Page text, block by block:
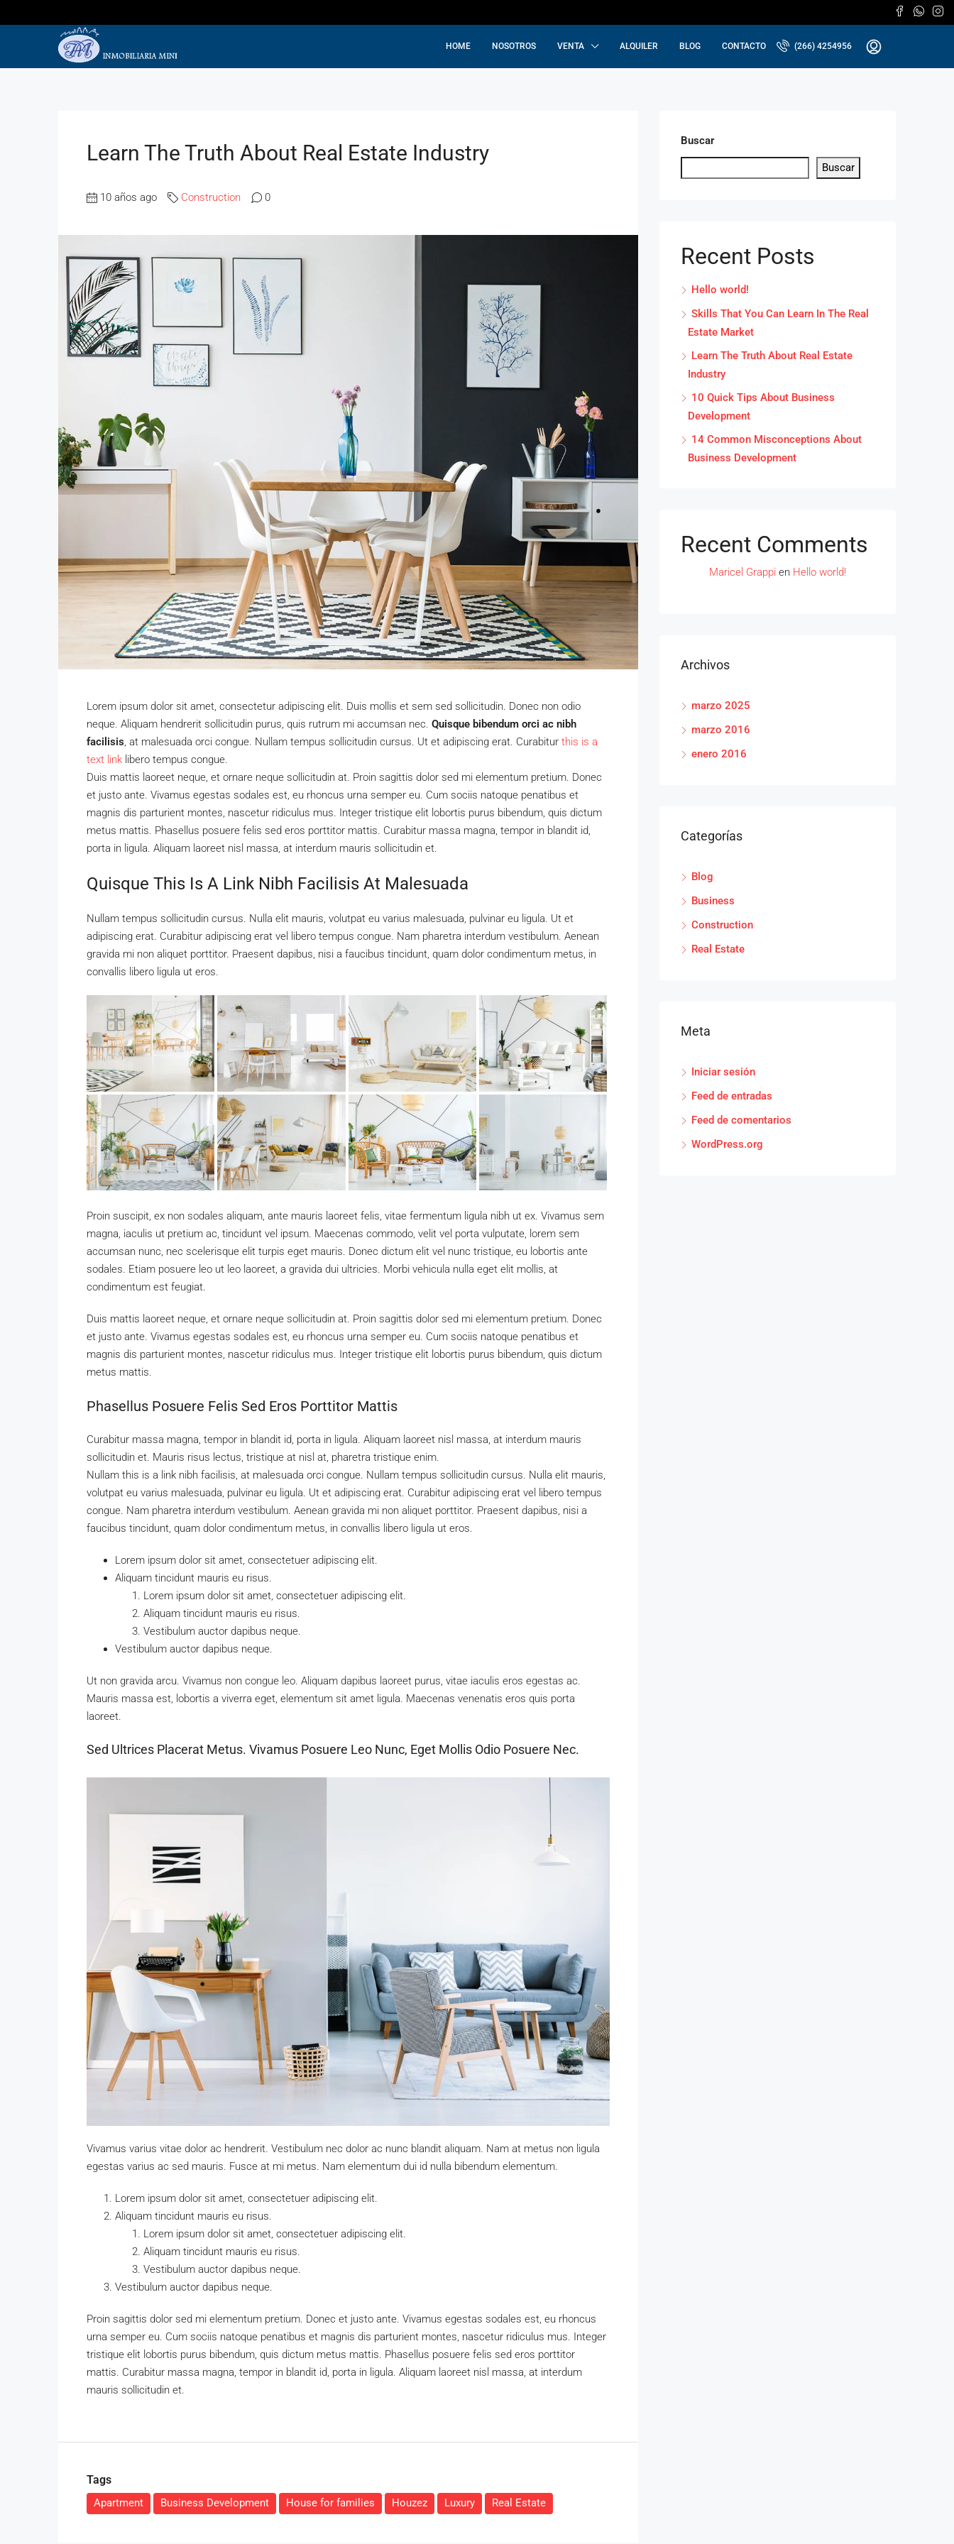
HOME NOSOTROS VENTA ALQUILER BLOG CONTACTO (266) 4254956
Learn The Truth About Real Estate Industry
10 años ago Construction 0
Lorem ipsum dolor sit amet, consectetur adipiscing elit. Duis mollis et sem sed sollicitudin. Donec non odio
neque. Aliquam hendrerit sollicitudin purus, quis rutrum mi accumsan nec. Quisque bibendum orci ac nibh
facilisis, at malesuada orci congue. Nullam tempus sollicitudin cursus. Ut et adipiscing erat. Curabitur this is a
text link libero tempus congue.
Duis mattis laoreet neque, et ornare neque sollicitudin at. Proin sagittis dolor sed mi elementum pretium. Donec
et justo ante. Vivamus egestas sodales est, eu rhoncus urna semper eu. Cum sociis natoque penatibus et
magnis dis parturient montes, nascetur ridiculus mus. Integer tristique elit lobortis purus bibendum, quis dictum
metus mattis. Phasellus posuere felis sed eros porttitor mattis. Curabitur massa magna, tempor in blandit id,
porta in ligula. Aliquam laoreet nisl massa, at interdum mauris sollicitudin et.
Quisque This Is A Link Nibh Facilisis At Malesuada
Nullam tempus sollicitudin cursus. Nulla elit mauris, volutpat eu varius malesuada, pulvinar eu ligula. Ut et
adipiscing erat. Curabitur adipiscing erat vel libero tempus congue. Nam pharetra interdum vestibulum. Aenean
gravida mi non aliquet porttitor. Praesent dapibus, nisi a faucibus tincidunt, quam dolor condimentum metus, in
convallis libero ligula ut eros.
Proin suscipit, ex non sodales aliquam, ante mauris laoreet felis, vitae fermentum ligula nibh ut ex. Vivamus sem
magna, iaculis ut pretium ac, tincidunt vel ipsum. Maecenas commodo, velit vel porta vulputate, lorem sem
accumsan nunc, nec scelerisque elit turpis eget mauris. Donec dictum elit vel nunc tristique, eu lobortis ante
sodales. Etiam posuere leo ut leo laoreet, a gravida dui ultricies. Morbi vehicula nulla eget elit mollis, at
condimentum est feugiat.
Duis mattis laoreet neque, et ornare neque sollicitudin at. Proin sagittis dolor sed mi elementum pretium. Donec
et justo ante. Vivamus egestas sodales est, eu rhoncus urna semper eu. Cum sociis natoque penatibus et
magnis dis parturient montes, nascetur ridiculus mus. Integer tristique elit lobortis purus bibendum, quis dictum
metus mattis.
Phasellus Posuere Felis Sed Eros Porttitor Mattis
Curabitur massa magna, tempor in blandit id, porta in ligula. Aliquam laoreet nisl massa, at interdum mauris
sollicitudin et. Mauris risus lectus, tristique at nisl at, pharetra tristique enim.
Nullam this is a link nibh facilisis, at malesuada orci congue. Nullam tempus sollicitudin cursus. Nulla elit mauris,
volutpat eu varius malesuada, pulvinar eu ligula. Ut et adipiscing erat. Curabitur adipiscing erat vel libero tempus
congue. Nam pharetra interdum vestibulum. Aenean gravida mi non aliquet porttitor. Praesent dapibus, nisi a
faucibus tincidunt, quam dolor condimentum metus, in convallis libero ligula ut eros.
Lorem ipsum dolor sit amet, consectetuer adipiscing elit.
Aliquam tincidunt mauris eu risus.
Lorem ipsum dolor sit amet, consectetuer adipiscing elit.
Aliquam tincidunt mauris eu risus.
Vestibulum auctor dapibus neque.
Vestibulum auctor dapibus neque.
Ut non gravida arcu. Vivamus non congue leo. Aliquam dapibus laoreet purus, vitae iaculis eros egestas ac.
Mauris massa est, lobortis a viverra eget, elementum sit amet ligula. Maecenas venenatis eros quis porta
laoreet.
Sed Ultrices Placerat Metus. Vivamus Posuere Leo Nunc, Eget Mollis Odio Posuere Nec.
Vivamus varius vitae dolor ac hendrerit. Vestibulum nec dolor ac nunc blandit aliquam. Nam at metus non ligula
egestas varius ac sed mauris. Fusce at mi metus. Nam elementum dui id nulla bibendum elementum.
Lorem ipsum dolor sit amet, consectetuer adipiscing elit.
Aliquam tincidunt mauris eu risus.
Lorem ipsum dolor sit amet, consectetuer adipiscing elit.
Aliquam tincidunt mauris eu risus.
Vestibulum auctor dapibus neque.
Vestibulum auctor dapibus neque.
Proin sagittis dolor sed mi elementum pretium. Donec et justo ante. Vivamus egestas sodales est, eu rhoncus
urna semper eu. Cum sociis natoque penatibus et magnis dis parturient montes, nascetur ridiculus mus. Integer
tristique elit lobortis purus bibendum, quis dictum metus mattis. Phasellus posuere felis sed eros porttitor
mattis. Curabitur massa magna, tempor in blandit id, porta in ligula. Aliquam laoreet nisl massa, at interdum
mauris sollicitudin et.
Tags
Apartment Business Development House for families Houzez Luxury Real Estate
Buscar
Buscar
Recent Posts
Hello world!
Skills That You Can Learn In The Real
Estate Market
Learn The Truth About Real Estate
Industry
10 Quick Tips About Business
Development
14 Common Misconceptions About
Business Development
Recent Comments
Maricel Grappi en Hello world!
Archivos
marzo 2025
marzo 2016
enero 2016
Categorías
Blog
Business
Construction
Real Estate
Meta
Iniciar sesión
Feed de entradas
Feed de comentarios
WordPress.org